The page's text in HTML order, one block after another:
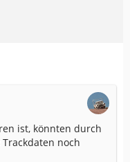
ist, könnten durch
noch